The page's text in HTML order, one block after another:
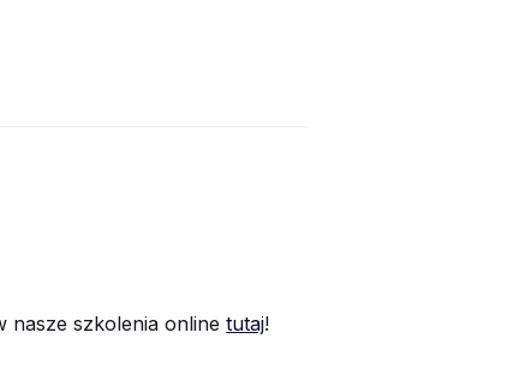
nasze szkolenia onlinetutaj!